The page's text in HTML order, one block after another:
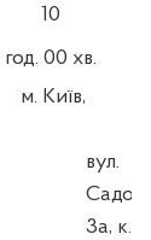
10
год. 00 хв.
м. Київ,
вул.
3а, к.